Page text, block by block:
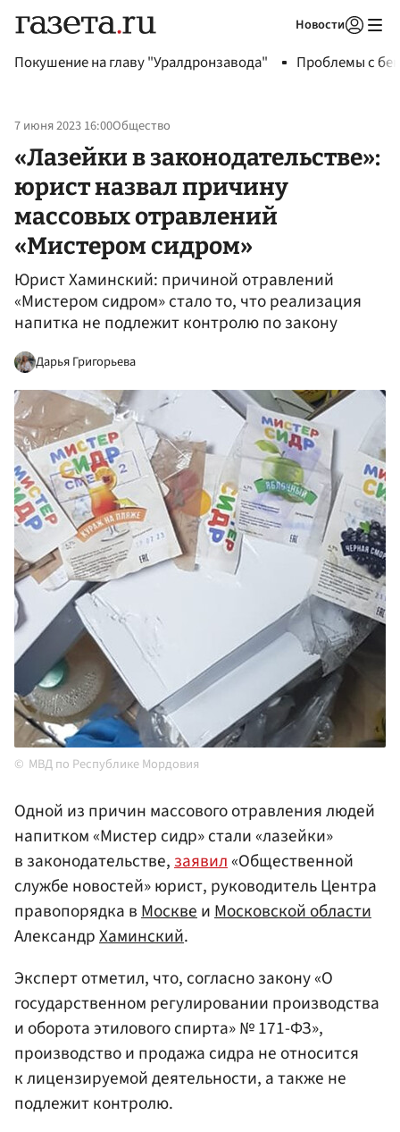
Новости
Покушение на главу "Уралдронзавода" Проблемы с
7 июня 2023 16:00Общество
«Лазейки в законодательстве»:
юрист назвал причину
массовых отравлений
«Мистером сидром»
Юрист Хаминский: причиной отравлений
«Мистером сидром» стало то, что реализация
напитка не подлежит контролю по закону
Дарья Григорьева
МВД по Республике Мордовия
Одной из причин массового отравления людей
напитком «Мистер сидр» стали «лазейки»
в законодательстве,заявил«Общественной
службе новостей» юрист, руководитель Центра
правопорядка вМосквеиМосковской области
АлександрХаминский.
Эксперт отметил, что, согласно закону «О
государственном регулировании производства
и оборота этилового спирта» № 171-ФЗ»,
производство и продажа сидра не относится
к лицензируемой деятельности, а также не
подлежит контролю.